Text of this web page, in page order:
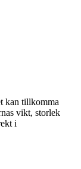
kan tillkomma
vikt, storlek
i